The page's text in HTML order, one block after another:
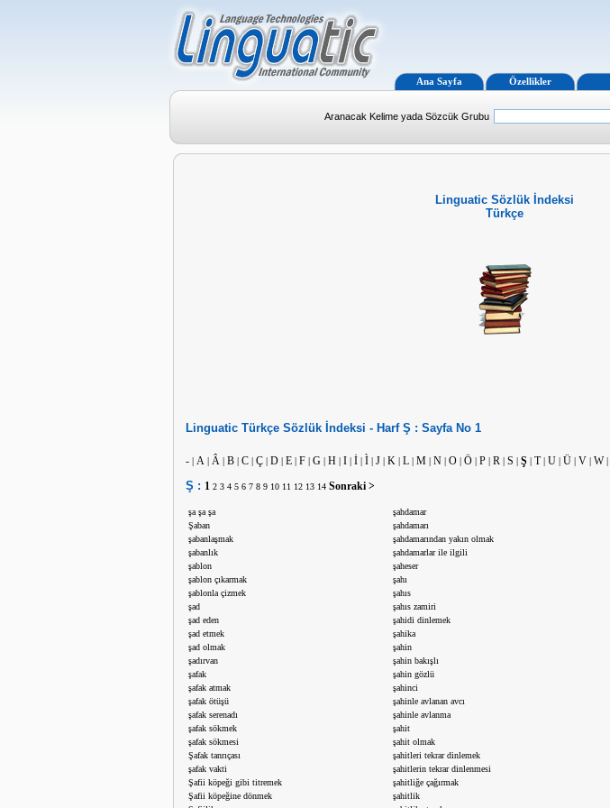
Ana Sayfa Özellikler
Aranacak Kelime yada Sözcük Grubu
Linguatic Sözlük İndeksi
Türkçe
Linguatic Türkçe Sözlük İndeksi - Harf Ş : Sayfa No 1
- | A | Â | B | C | Ç | D | E | F | G | H | I | İ | Ì | J | K | L | M | N | O | Ö | P | R | S | Ş | T| U | Ü | V | W|
Ş : 1 2 3 4 5 6 7 8 9 10 11 12 13 14 Sonraki >
şa şa şa
Şaban
şabanlaşmak
şabanlık
şablon
şablon çıkarmak
şablonla çizmek
şad
şad eden
şad etmek
şad olmak
şadırvan
şafak
şafak atmak
şafak ötüşü
şafak serenadı
şafak sökmek
şafak sökmesi
Şafak tanrıçası
şafak vakti
Şafii köpeği gibi titremek
Şafii köpeğine dönmek
şahdamar
şahdamarı
şahdamarından yakın olmak
şahdamarlar ile ilgili
şaheser
şahı
şahıs
şahıs zamiri
şahidi dinlemek
şahika
şahin
şahin bakışlı
şahin gözlü
şahinci
şahinle avlanan avcı
şahinle avlanma
şahit
şahit olmak
şahitleri tekrar dinlemek
şahitlerin tekrar dinlenmesi
şahitliğe çağırmak
şahitlik